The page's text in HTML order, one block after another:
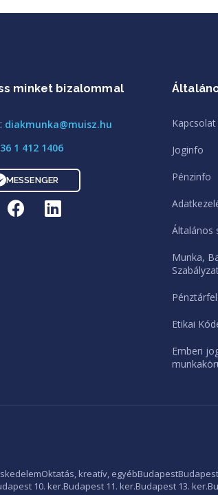
minket bizalommal
diakmunka@muisz.hu
1 412 1406
MESSENGER
Kapcsolat
Joginfo
Pénzinfo
Általános
Munka,
Etikai
Emberi
Oktatás, kreatív, egyébBudapest
10. ker.Budapest 11. ker.Budapest 13. ker.